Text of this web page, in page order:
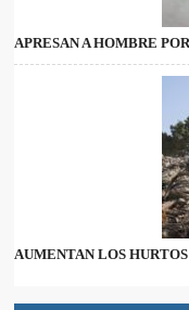
APRESAN A HOMBRE
AUMENTAN LOS